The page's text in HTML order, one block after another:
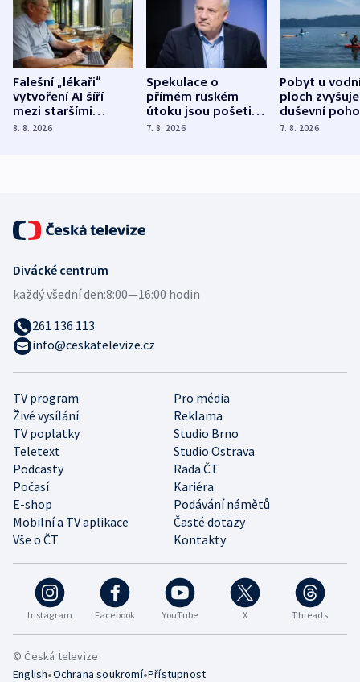
Falešní „lékaři“
vytvoření AI šíří
mezi staršími
Poláky nebezpečné
8. 8. 2026
Spekulace o
přímém ruském
útoku jsou pošetilé,
míní estonský
7. 8. 2026
Pobyt u
ploch zvyšuje
duševní
ukázala
7. 8. 2026
Instagram Facebook YouTube X Threads
TV program
Pro média
Živé vysílání
Reklama
TV poplatky
Studio Brno
Teletext
Studio Ostrava
Podcasty
Rada ČT
Počasí
Kariéra
E-shop
Podávání námětů
Mobilní a TV aplikace
Časté dotazy
Vše o ČT
Kontakty
Divácké centrum
každý všední den:8:00—16:00 hodin
261 136 113
info@ceskatelevize.cz
© Česká televize
English•Ochrana soukromí•Přístupnost